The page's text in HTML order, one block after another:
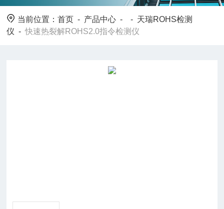
当前位置：首页 - 产品中心 - - 天瑞ROHS检测
仪 -快速热裂解ROHS2.0指令检测仪